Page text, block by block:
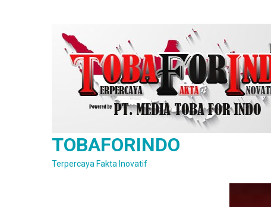
TOBAFORINDO
Terpercaya Fakta Inovatif